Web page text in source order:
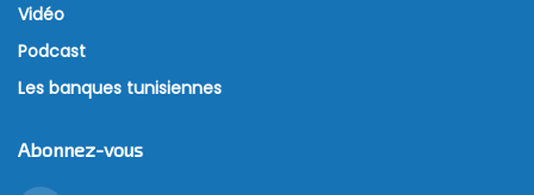
Vidéo
Podcast
Les banques tunisiennes
Abonnez-vous